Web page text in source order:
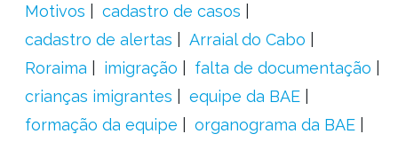
Motivos
cadastro de casos
cadastro de alertas
Arraial do Cabo
Roraima
imigração
falta de documentação
crianças imigrantes
equipe da BAE
formação da equipe
organograma da BAE